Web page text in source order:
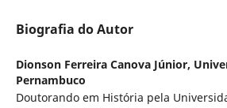
Biografia do Autor
Dionson Ferreira Canova Júnior,
Pernambuco
Doutorando em História pela